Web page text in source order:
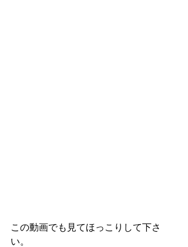
この動画でも見てほっこりして下さ
い。